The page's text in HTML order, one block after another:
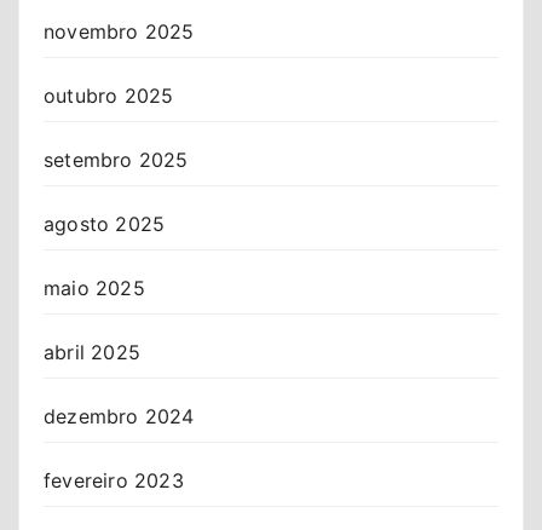
novembro 2025
outubro 2025
setembro 2025
agosto 2025
maio 2025
abril 2025
dezembro 2024
fevereiro 2023